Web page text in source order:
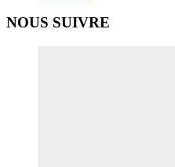
NOUS SUIVRE